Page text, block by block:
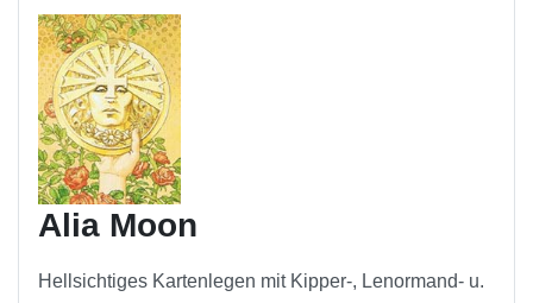
Alia Moon
Hellsichtiges Kartenlegen mit Kipper-, Lenormand- u.